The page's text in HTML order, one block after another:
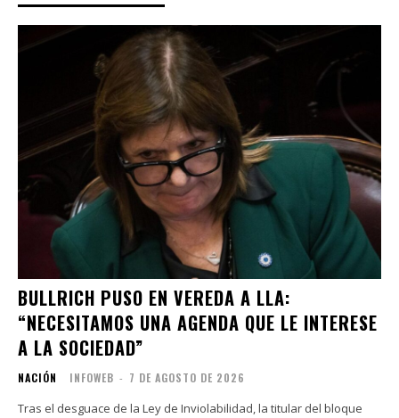
BULLRICH PUSO EN VEREDA A LLA:
“NECESITAMOS UNA AGENDA QUE LE INTERESE
A LA SOCIEDAD”
NACIÓN INFOWEB - 7 DE AGOSTO DE 2026
Tras el desguace de la Ley de Inviolabilidad, la titular del bloque